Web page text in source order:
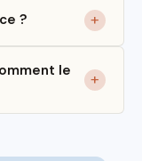
?
le